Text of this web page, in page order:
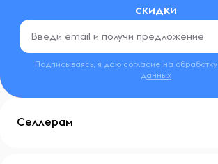
скидки
Подписываясь, я даю согласие на обработку
данных
Селлерам